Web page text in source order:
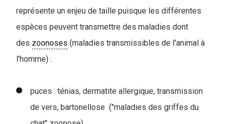
représente un enjeu de taille puisque les différentes
espèces peuvent transmettre des maladies dont
des zoonoses (maladies transmissibles de l'animal à
l'homme) :
puces : ténias, dermatite allergique, transmission
de vers, bartonellose ("maladies des griffes du